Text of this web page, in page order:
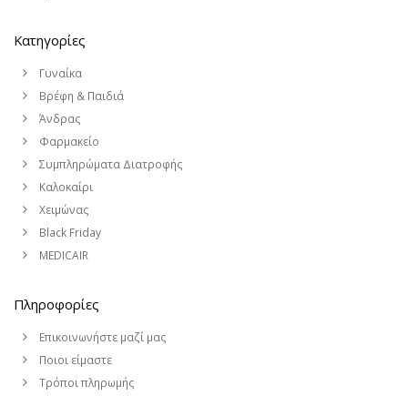
Κατηγορίες
Γυναίκα
Βρέφη & Παιδιά
Άνδρας
Φαρμακείο
Συμπληρώματα Διατροφής
Καλοκαίρι
Χειμώνας
Black Friday
MEDICAIR
Πληροφορίες
Επικοινωνήστε μαζί μας
Ποιοι είμαστε
Τρόποι πληρωμής